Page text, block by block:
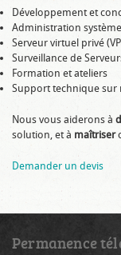
Développement et
Administration système
Serveur virtuel privé
Surveillance de
Formation et ateliers
Support technique sur
Nous vous aiderons à
solution, et à maîtriser
Demander un devis
Permanence